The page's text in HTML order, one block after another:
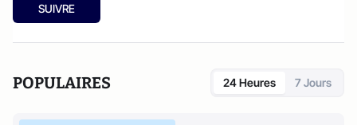
SUIVRE
POPULAIRES 24 Heures 7 Jours